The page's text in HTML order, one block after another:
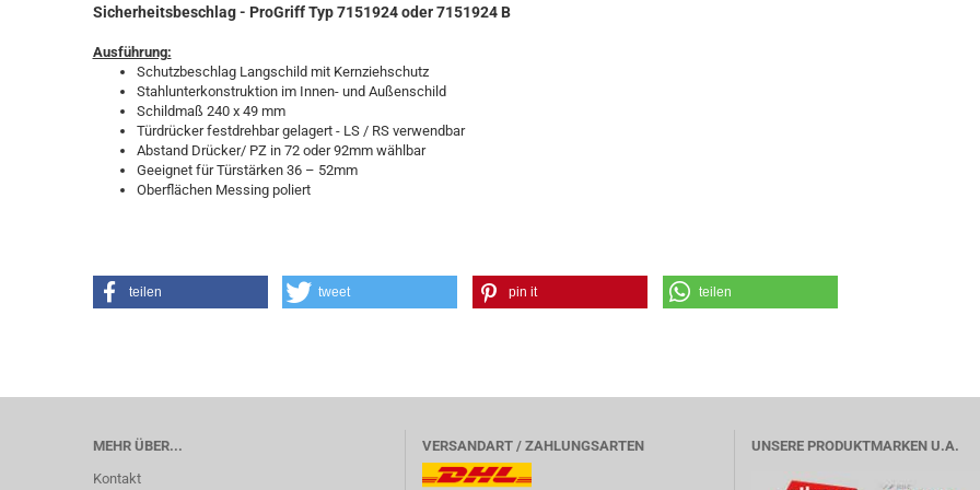
Sicherheitsbeschlag - ProGriff Typ 7151924 oder 7151924 B
Ausführung:
Schutzbeschlag Langschild mit Kernziehschutz
Stahlunterkonstruktion im Innen- und Außenschild
Schildmaß 240 x 49 mm
Türdrücker festdrehbar gelagert - LS / RS verwendbar
Abstand Drücker/ PZ in 72 oder 92mm wählbar
Geeignet für Türstärken 36 – 52mm
Oberflächen Messing poliert
teilen tweet pin it teilen
MEHR ÜBER...
Kontakt
VERSANDART / ZAHLUNGSARTEN UNSERE PRODUKTMARKEN U.A.